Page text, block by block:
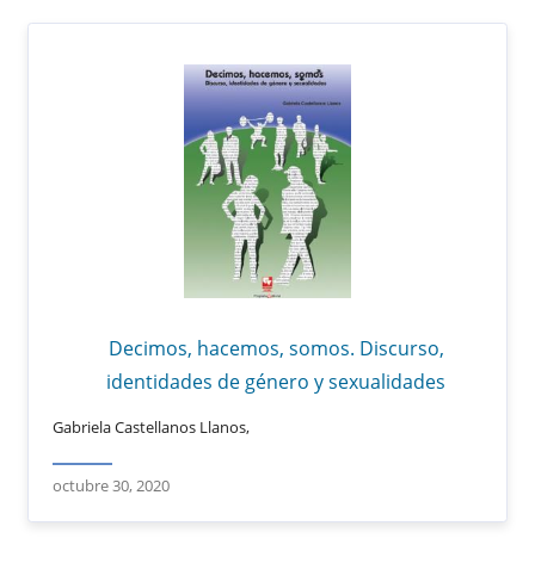
Decimos, hacemos, somos. Discurso,
identidades de género y sexualidades
Gabriela Castellanos Llanos,
octubre 30, 2020